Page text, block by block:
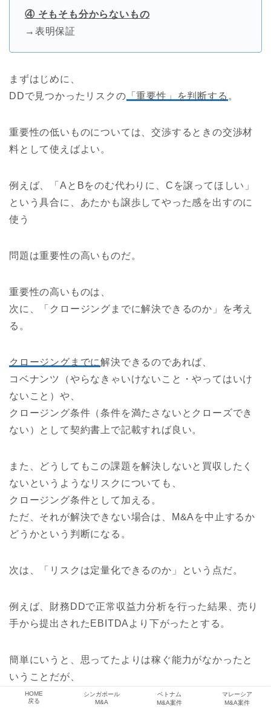
④ そもそも分からないもの
→表明保証
まずはじめに、
DDで見つかったリスクの 「重要性」を判断する 。
重要性の低いものについては、交渉するときの交渉材
料として使えばよい。
例えば、「AとBをのむ代わりに、Cを譲ってほしい」
という具合に、あたかも譲歩してやった感を出すのに
使う
問題は重要性の高いものだ。
重要性の高いものは、
次に、「クロージングまでに解決できるのか」を考え
る。
クロージングまでに解決できるのであれば、
コベナンツ（やらなきゃいけないこと・やってはいけ
ないこと）や、
クロージング条件（条件を満たさないとクローズでき
ない）として契約書上で記載すれば良い。
また、どうしてもこの課題を解決しないと買収したく
ないというようなリスクについても、
クロージング条件として加える。
ただ、それが解決できない場合は、M&Aを中止するか
どうかという判断になる。
次は、「リスクは定量化できるのか」という点だ。
例えば、財務DDで正常収益力分析を行った結果、売り
手から提出されたEBITDAより下がったとする。
簡単にいうと、思ってたよりは稼ぐ能力がなかったと
いうことだが、
なぜそうなるのかというと、
HOME
戻る
シンガポール
M&A
ベトナム
M&A案件
マレーシア
M&A案件